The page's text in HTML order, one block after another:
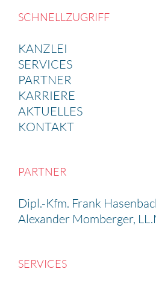
SCHNELL­ZU­GRIFF
KANZLEI
SERVICES
PARTNER
KARRIERE
AKTUELLES
KONTAKT
PARTNER
Dipl.-Kfm. Frank
Alexander Momberger,
SERVICES